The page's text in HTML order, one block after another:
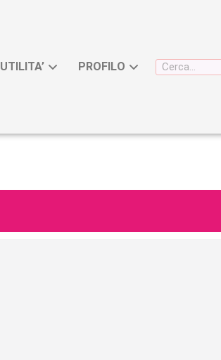
UTILITA’ PROFILO